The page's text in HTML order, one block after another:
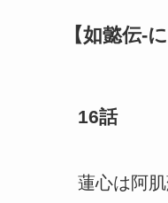
【如懿伝-
16話
蓮心は阿